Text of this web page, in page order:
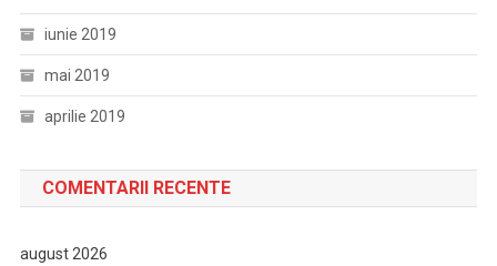
iunie 2019
mai 2019
aprilie 2019
COMENTARII RECENTE
august 2026